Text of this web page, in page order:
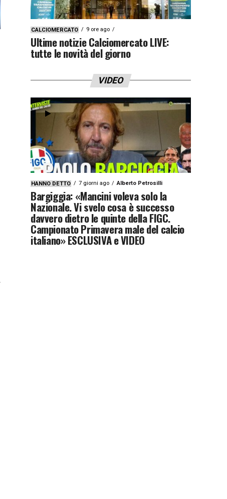
CALCIOMERCATO 9 ore ago
Ultime notizie Calciomercato LIVE:
tutte le novità del giorno
VIDEO
HANNO DETTO 7 giorni ago Alberto Petrosilli
Bargiggia: «Mancini voleva solo la
Nazionale. Vi svelo cosa è successo
davvero dietro le quinte della FIGC.
Campionato Primavera male del calcio
italiano» ESCLUSIVA e VIDEO